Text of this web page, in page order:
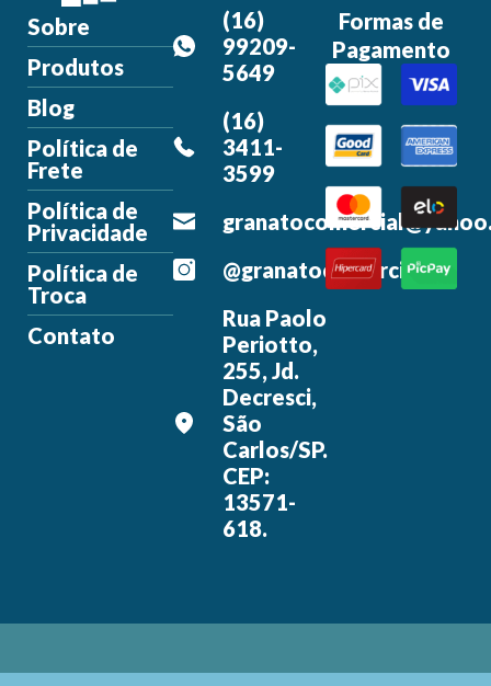
Sobre
Produtos
Blog
Política de
Frete
Política de
Privacidade
Política de
Troca
(16)
99209-
(16)
3411-
@granatocomercial
Rua Paolo
Periotto,
255, Jd.
Decresci,
São
Carlos/SP.
CEP:
13571-
Formas de
Pagamento